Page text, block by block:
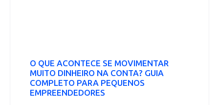
O QUE ACONTECE SE MOVIMENTAR
MUITO DINHEIRO NA CONTA? GUIA
COMPLETO PARA PEQUENOS
EMPREENDEDORES